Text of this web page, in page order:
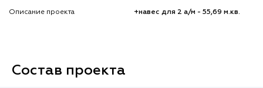
Описание проекта +навес для 2 а/м - 55,69 м.кв.
Состав проекта